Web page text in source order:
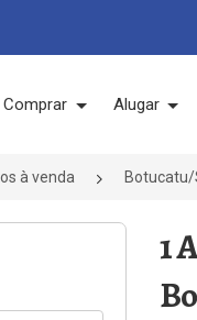
Comprar Alugar
à venda Botucatu/
1